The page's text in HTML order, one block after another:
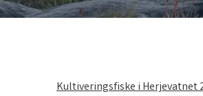
Kultiveringsfiske i Herjevatnet